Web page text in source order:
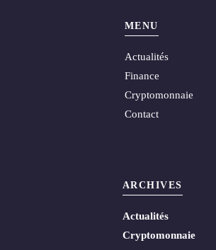
MENU
Actualités
Finance
Cryptomonnaie
Contact
ARCHIVES
Actualités
Cryptomonnaie